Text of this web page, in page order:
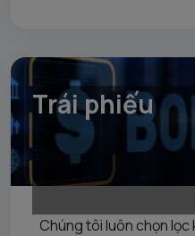
Trái phiếu
Chúng tôi luôn chọn